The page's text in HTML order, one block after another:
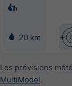
20 km
Les prévisions
MultiModel.